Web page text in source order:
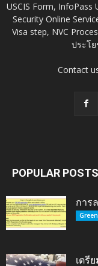
USCIS Form, InfoPass
Security Online
Visa step, NVC
ประโ
Contact
POPULAR POSTS
การ
เตรี